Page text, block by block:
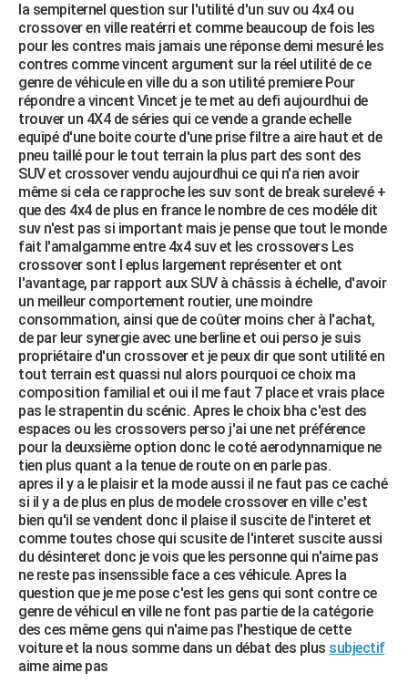
la sempiternel question sur l'utilité d'un suv ou 4x4 ou
crossover en ville reatérri et comme beaucoup de fois les
pour les contres mais jamais une réponse demi mesuré les
contres comme vincent argument sur la réel utilité de ce
genre de véhicule en ville du a son utilité premiere Pour
répondre a vincent Vincet je te met au defi aujourdhui de
trouver un 4X4 de séries qui ce vende a grande echelle
equipé d'une boite courte d'une prise filtre a aire haut et de
pneu taillé pour le tout terrain la plus part des sont des
SUV et crossover vendu aujourdhui ce qui n'a rien avoir
même si cela ce rapproche les suv sont de break surelevé +
que des 4x4 de plus en france le nombre de ces modéle dit
suv n'est pas si important mais je pense que tout le monde
fait l'amalgamme entre 4x4 suv et les crossovers Les
crossover sont l eplus largement représenter et ont
l'avantage, par rapport aux SUV à châssis à échelle, d'avoir
un meilleur comportement routier, une moindre
consommation, ainsi que de coûter moins cher à l'achat,
de par leur synergie avec une berline et oui perso je suis
propriétaire d'un crossover et je peux dir que sont utilité en
tout terrain est quassi nul alors pourquoi ce choix ma
composition familial et oui il me faut 7 place et vrais place
pas le strapentin du scénic. Apres le choix bha c'est des
espaces ou les crossovers perso j'ai une net préférence
pour la deuxsième option donc le coté aerodynnamique ne
tien plus quant a la tenue de route on en parle pas.
apres il y a le plaisir et la mode aussi il ne faut pas ce caché
si il y a de plus en plus de modele crossover en ville c'est
bien qu'il se vendent donc il plaise il suscite de l'interet et
comme toutes chose qui scusite de l'interet suscite aussi
du désinteret donc je vois que les personne qui n'aime pas
ne reste pas insenssible face a ces véhicule. Apres la
question que je me pose c'est les gens qui sont contre ce
genre de véhicul en ville ne font pas partie de la catégorie
des ces même gens qui n'aime pas l'hestique de cette
voiture et la nous somme dans un débat des plus subjectif
aime aime pas